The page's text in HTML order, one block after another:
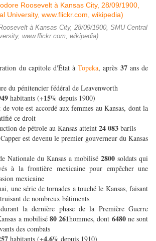
à Kansas City, 28/09/1900, SMU Central
www.flickr.com, wikipedia)
du capitole d'État àTopeka, après 37 ans de
du pénitencier fédéral de Leavenworth
habitants (+15% depuis 1900)
vote est accordé aux femmes au Kansas, dont la
ce droit
de pétrole au Kansas atteint 24 083 barils
est devenu le premier gouverneur du Kansas
Nationale du Kansas a mobilisé 2800 soldats qui
à la frontière mexicaine pour empêcher une
mexicaine
une série de tornades a touché le Kansas, faisant
de nombreux bâtiments
la dernière phase de la Première Guerre
a mobilisé 80 261hommes, dont 6480 ne sont
des combats
habitants (+4.6% depuis 1910)